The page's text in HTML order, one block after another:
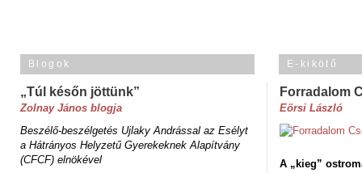
Blogok
„Túl későn jöttünk”
Zolnay János blogja
Beszélő-beszélgetés Ujlaky Andrással az Esélyt
a Hátrányos Helyzetű Gyerekeknek Alapítvány
(CFCF) elnökével
E-kikötő
Forradalom
Eörsi László
A „kieg”